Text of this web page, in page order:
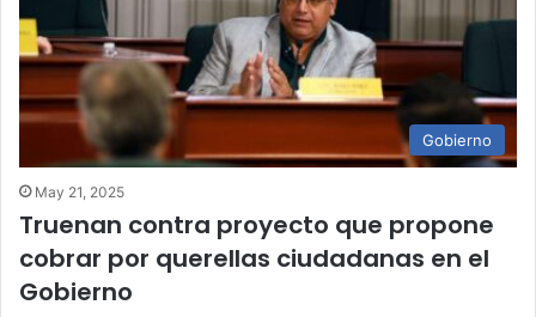
Gobierno
May 21, 2025
Truenan contra proyecto que propone
cobrar por querellas ciudadanas en el
Gobierno